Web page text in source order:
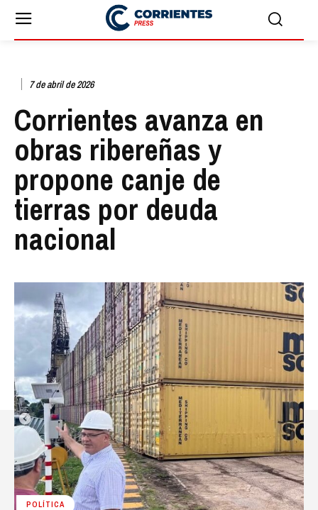
7 de abril de 2026
Corrientes avanza en
obras ribereñas y
propone canje de
tierras por deuda
nacional
POLÍTICA